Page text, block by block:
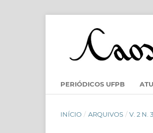
PERIÓDICOS UFPB
INÍCIO / ARQUIVOS / V. 2 N.